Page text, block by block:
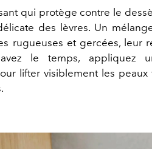
qui protège contre le
des lèvres. Un
rugueuses et gercées, leur
le temps, appliquez
lifter visiblement les peaux